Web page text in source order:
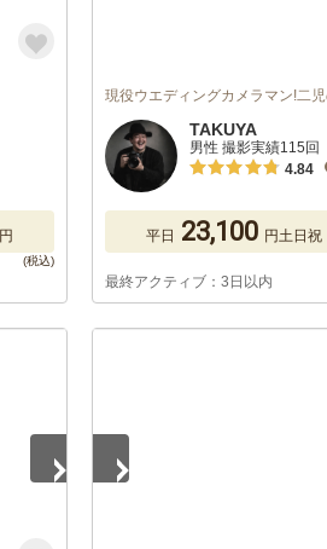
円
現役ウエディングカメラマン!二
TAKUYA
男性 撮影実績115回
4.84
平日 23,100 円土日祝
最終アクティブ：3日以内